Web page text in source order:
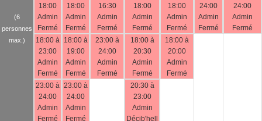
(6
personnes
max.)
18:00
Admin
Fermé
18:00 à
23:00
Admin
Fermé
23:00 à
24:00
Admin
Fermé
18:00
Admin
Fermé
18:00 à
19:00
Admin
Fermé
23:00 à
24:00
Admin
Fermé
16:30
Admin
Fermé
23:00 à
24:00
Admin
Fermé
18:00
Admin
Fermé
18:00 à
20:30
Admin
Fermé
20:30 à
23:00
Admin
Décib'hell
18:00
Admin
Fermé
18:00 à
20:00
Admin
Fermé
24:00
Admin
Fermé
24:00
Admin
Fermé